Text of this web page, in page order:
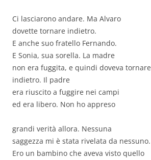
Ci lasciarono andare. Ma Alvaro
dovette tornare indietro.
E anche suo fratello Fernando.
E Sonia, sua sorella. La madre
non era fuggita, e quindi doveva tornare
indietro. Il padre
era riuscito a fuggire nei campi
ed era libero. Non ho appreso
grandi verità allora. Nessuna
saggezza mi è stata rivelata da nessuno.
Ero un bambino che aveva visto quello